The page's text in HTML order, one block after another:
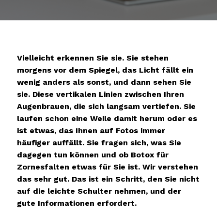
Vielleicht erkennen Sie sie. Sie stehen
morgens vor dem Spiegel, das Licht fällt ein
wenig anders als sonst, und dann sehen Sie
sie. Diese vertikalen Linien zwischen Ihren
Augenbrauen, die sich langsam vertiefen. Sie
laufen schon eine Weile damit herum oder es
ist etwas, das Ihnen auf Fotos immer
häufiger auffällt. Sie fragen sich, was Sie
dagegen tun können und ob Botox für
Zornesfalten etwas für Sie ist. Wir verstehen
das sehr gut. Das ist ein Schritt, den Sie nicht
auf die leichte Schulter nehmen, und der
gute Informationen erfordert.